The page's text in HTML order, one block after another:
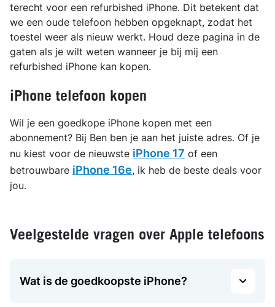
terecht voor een refurbished iPhone. Dit betekent dat
we een oude telefoon hebben opgeknapt, zodat het
toestel weer als nieuw werkt. Houd deze pagina in de
gaten als je wilt weten wanneer je bij mij een
refurbished iPhone kan kopen.
iPhone telefoon kopen
Wil je een goedkope iPhone kopen met een
abonnement? Bij Ben ben je aan het juiste adres. Of je
nu kiest voor de nieuwste iPhone 17 of een
betrouwbare iPhone 16e, ik heb de beste deals voor
jou.
Veelgestelde vragen over Apple telefoons
Wat is de goedkoopste iPhone?